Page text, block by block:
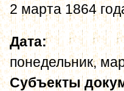
2 марта 1864
Дата:
понедельник,
Субъекты